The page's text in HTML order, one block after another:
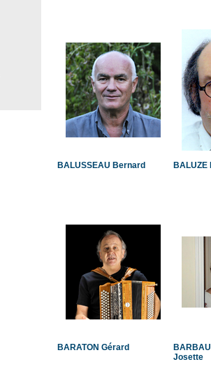
BALUSSEAU Bernard
BARATON Gérard
Josette